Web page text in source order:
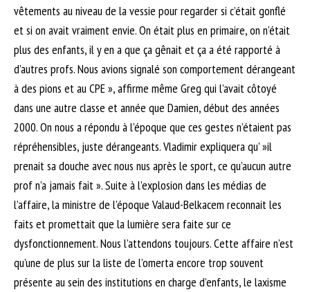
vêtements au niveau de la vessie pour regarder si c’était gonflé
et si on avait vraiment envie. On était plus en primaire, on n’était
plus des enfants, il y en a que ça gênait et ça a été rapporté à
d’autres profs. Nous avions signalé son comportement dérangeant
à des pions et au CPE », affirme même Greg qui l’avait côtoyé
dans une autre classe et année que Damien, début des années
2000. On nous a répondu à l’époque que ces gestes n’étaient pas
répréhensibles, juste dérangeants. Vladimir expliquera qu’ »il
prenait sa douche avec nous nus après le sport, ce qu’aucun autre
prof n’a jamais fait ». Suite à l’explosion dans les médias de
l’affaire, la ministre de l’époque Valaud-Belkacem reconnait les
faits et promettait que la lumière sera faite sur ce
dysfonctionnement. Nous l’attendons toujours. Cette affaire n’est
qu’une de plus sur la liste de l’omerta encore trop souvent
présente au sein des institutions en charge d’enfants, le laxisme